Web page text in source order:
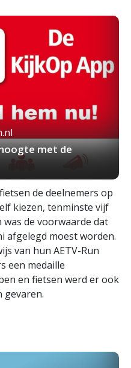
met de
de deelnemers op
kiezen, tenminste vijf
de voorwaarde dat
afgelegd moest worden.
van hun AETV-Run
een medaille
en fietsen werd er ook
gevaren.